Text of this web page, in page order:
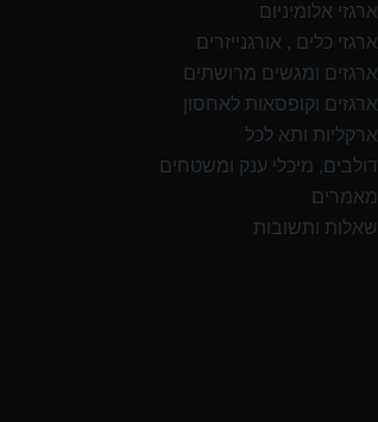
ארגזי אלומיניום
ארגזי כלים , אורגנייזרים
ארגזים ומגשים מרושתים
ארגזים וקופסאות לאחסון
ארקליות ותא לכל
דולבים, מיכלי ענק ומשטחים
מאמרים
שאלות ותשובות